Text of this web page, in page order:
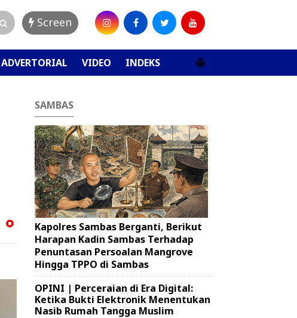
Screen
ADVERTORIAL VIDEO INDEKS
SAMBAS
Kapolres Sambas Berganti, Berikut
Harapan Kadin Sambas Terhadap
Penuntasan Persoalan Mangrove
Hingga TPPO di Sambas
OPINI | Perceraian di Era Digital:
Ketika Bukti Elektronik Menentukan
Nasib Rumah Tangga Muslim